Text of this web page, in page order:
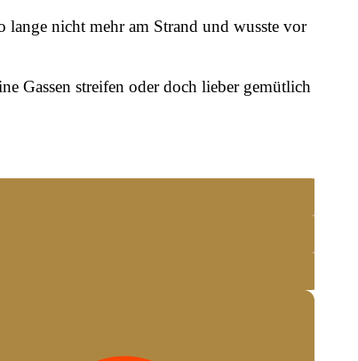
lange nicht mehr am Strand und wusste vor
Gassen streifen oder doch lieber gemütlich